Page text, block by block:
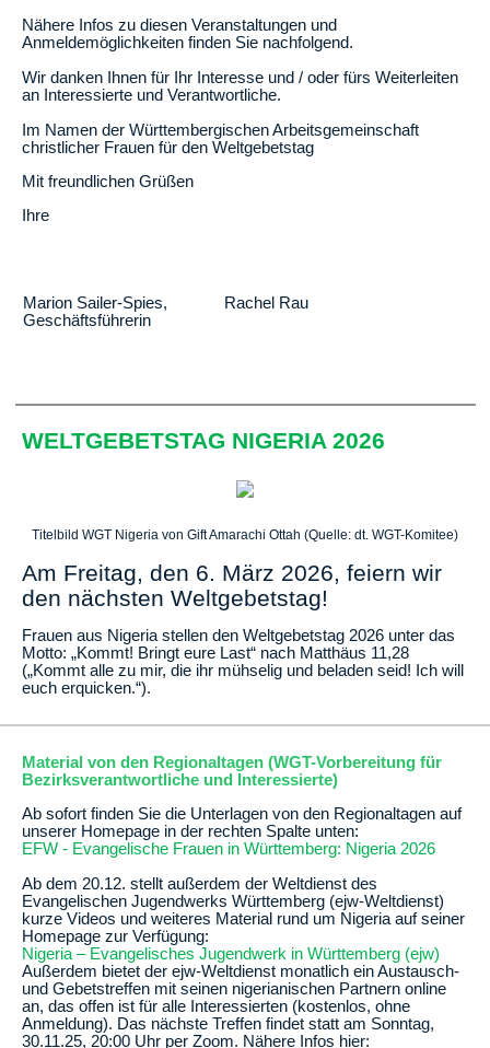
Nähere Infos zu diesen Veranstaltungen und
Anmeldemöglichkeiten finden Sie nachfolgend.
Wir danken Ihnen für Ihr Interesse und / oder fürs Weiterleiten
an Interessierte und Verantwortliche.
Im Namen der Württembergischen Arbeitsgemeinschaft
christlicher Frauen für den Weltgebetstag
Mit freundlichen Grüßen
Ihre
Marion Sailer-Spies,
Geschäftsführerin
Rachel Rau
WELTGEBETSTAG NIGERIA 2026
Titelbild WGT Nigeria von Gift Amarachi Ottah (Quelle: dt. WGT-Komitee)
Am Freitag, den 6. März 2026, feiern wir
den nächsten Weltgebetstag!
Frauen aus Nigeria stellen den Weltgebetstag 2026 unter das
Motto: „Kommt! Bringt eure Last“ nach Matthäus 11,28
(„Kommt alle zu mir, die ihr mühselig und beladen seid! Ich will
euch erquicken.“).
Material von den Regionaltagen (WGT-Vorbereitung für
Bezirksverantwortliche und Interessierte)
Ab sofort finden Sie die Unterlagen von den Regionaltagen auf
unserer Homepage in der rechten Spalte unten:
EFW - Evangelische Frauen in Württemberg: Nigeria 2026
Ab dem 20.12. stellt außerdem der Weltdienst des
Evangelischen Jugendwerks Württemberg (ejw-Weltdienst)
kurze Videos und weiteres Material rund um Nigeria auf seiner
Homepage zur Verfügung:
Nigeria – Evangelisches Jugendwerk in Württemberg (ejw)
Außerdem bietet der ejw-Weltdienst monatlich ein Austausch-
und Gebetstreffen mit seinen nigerianischen Partnern online
an, das offen ist für alle Interessierten (kostenlos, ohne
Anmeldung). Das nächste Treffen findet statt am Sonntag,
30.11.25, 20:00 Uhr per Zoom. Nähere Infos hier: